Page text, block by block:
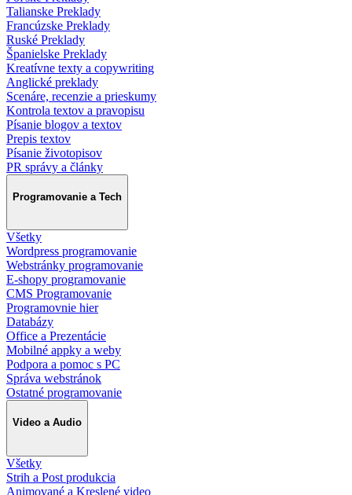
Talianske Preklady
Francúzske Preklady
Ruské Preklady
Španielske Preklady
Kreatívne texty a copywriting
Anglické preklady
Scenáre, recenzie a prieskumy
Kontrola textov a pravopisu
Písanie blogov a textov
Prepis textov
Písanie životopisov
PR správy a články
Programovanie a Tech
Všetky
Wordpress programovanie
Webstránky programovanie
E-shopy programovanie
CMS Programovanie
Programovnie hier
Databázy
Office a Prezentácie
Mobilné appky a weby
Podpora a pomoc s PC
Správa webstránok
Ostatné programovanie
Video a Audio
Všetky
Strih a Post produkcia
Animované a Kreslené video